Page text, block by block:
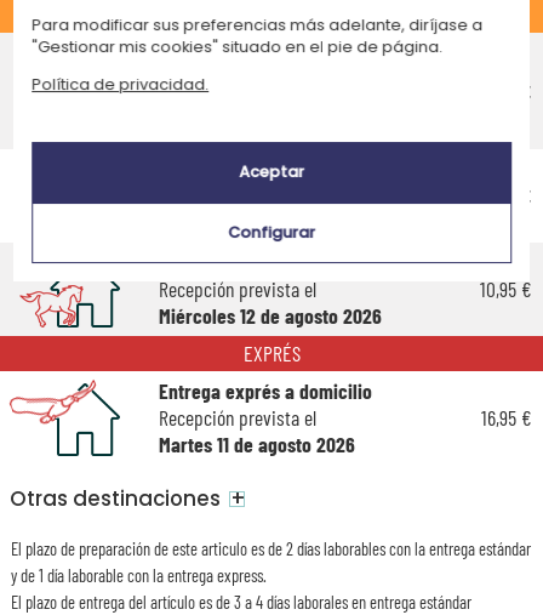
ESTÁNDAR
Entrega económico en punto de
recogida
5,35 €
Entrega económico a domicilio
Lunes 17 de agosto 2026
5,55 €
Entrega estándar a domicilio
Recepción prevista el
Miércoles 12 de agosto 2026
10,95 €
EXPRÉS
Entrega exprés a domicilio
Recepción prevista el
Martes 11 de agosto 2026
16,95 €
Otras destinaciones +
El plazo de preparación de este articulo es de 2 días laborables con la entrega estándar
y de 1 día laborable con la entrega express.
El plazo de entrega del artículo es de 3 a 4 días laborales en entrega estándar
Para modificar sus preferencias más adelante, diríjase a
"Gestionar mis cookies" situado en el pie de página.
Política de privacidad.
Aceptar
Configurar